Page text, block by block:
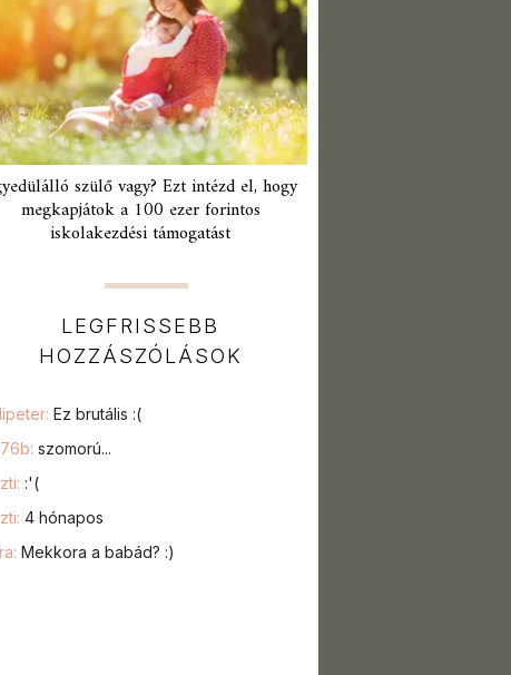
szülő vagy? Ezt intézd el, hogy
megkapjátok a 100 ezer forintos
iskolakezdési támogatást
LEGFRISSEBB
HOZZÁSZÓLÁSOK
Ez brutális :(
szomorú...
:'(
4 hónapos
Mekkora a babád? :)